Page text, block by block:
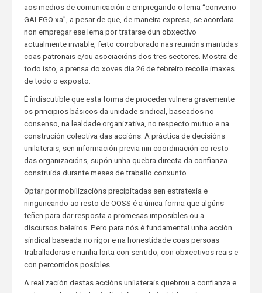
aos medios de comunicación e empregando o lema “convenio
GALEGO xa”, a pesar de que, de maneira expresa, se acordara
non empregar ese lema por tratarse dun obxectivo
actualmente inviable, feito corroborado nas reunións mantidas
coas patronais e/ou asociacións dos tres sectores. Mostra de
todo isto, a prensa do xoves día 26 de febreiro recolle imaxes
de todo o exposto.
É indiscutible que esta forma de proceder vulnera gravemente
os principios básicos da unidade sindical, baseados no
consenso, na lealdade organizativa, no respecto mutuo e na
construción colectiva das accións. A práctica de decisións
unilaterais, sen información previa nin coordinación co resto
das organizacións, supón unha quebra directa da confianza
construída durante meses de traballo conxunto.
Optar por mobilizacións precipitadas sen estratexia e
ninguneando ao resto de OOSS é a única forma que algúns
teñen para dar resposta a promesas imposibles ou a
discursos baleiros. Pero para nós é fundamental unha acción
sindical baseada no rigor e na honestidade coas persoas
traballadoras e nunha loita con sentido, con obxectivos reais e
con percorridos posibles.
A realización destas accións unilaterais quebrou a confianza e